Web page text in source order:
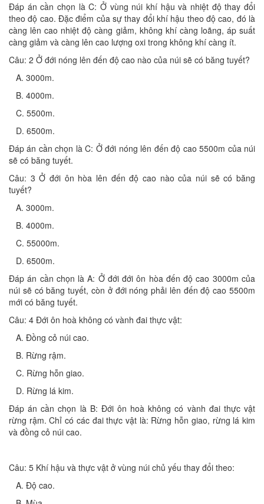
Đáp án cần chọn là C: Ở vùng núi khí hậu và nhiệt độ thay đổi
theo độ cao. Đặc điểm của sự thay đổi khí hậu theo độ cao, đó là
càng lên cao nhiệt độ càng giảm, không khí càng loãng, áp suất
càng giảm và càng lên cao lượng oxi trong không khí càng ít.
Câu: 2 Ở đới nóng lên đến độ cao nào của núi sẽ có băng tuyết?
A. 3000m.
B. 4000m.
C. 5500m.
D. 6500m.
Đáp án cần chọn là C: Ở đới nóng lên đến độ cao 5500m của núi
sẽ có băng tuyết.
Câu: 3 Ở đới ôn hòa lên đến độ cao nào của núi sẽ có băng
tuyết?
A. 3000m.
B. 4000m.
C. 55000m.
D. 6500m.
Đáp án cần chọn là A: Ở đới đới ôn hòa đến độ cao 3000m của
núi sẽ có băng tuyết, còn ở đới nóng phải lên đến độ cao 5500m
mới có băng tuyết.
Câu: 4 Đới ôn hoà không có vành đai thực vật:
A. Đồng cỏ núi cao.
B. Rừng rậm.
C. Rừng hỗn giao.
D. Rừng lá kim.
Đáp án cần chọn là B: Đới ôn hoà không có vành đai thực vật
rừng rậm. Chỉ có các đai thực vật là: Rừng hỗn giao, rừng lá kim
và đồng cỏ núi cao.
Câu: 5 Khí hậu và thực vật ở vùng núi chủ yếu thay đổi theo:
A. Độ cao.